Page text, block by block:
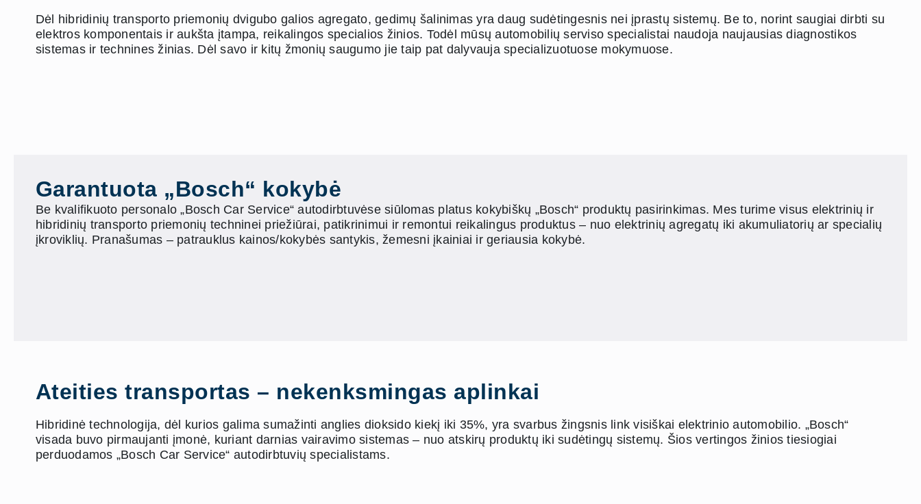
Dėl hibridinių transporto priemonių dvigubo galios agregato, gedimų šalinimas yra daug sudėtingesnis nei įprastų sistemų. Be to, norint saugiai dirbti su
elektros komponentais ir aukšta įtampa, reikalingos specialios žinios. Todėl mūsų automobilių serviso specialistai naudoja naujausias diagnostikos
sistemas ir technines žinias. Dėl savo ir kitų žmonių saugumo jie taip pat dalyvauja specializuotuose mokymuose.
Garantuota „Bosch“ kokybė
Be kvalifikuoto personalo „Bosch Car Service“ autodirbtuvėse siūlomas platus kokybiškų „Bosch“ produktų pasirinkimas. Mes turime visus elektrinių ir
hibridinių transporto priemonių techninei priežiūrai, patikrinimui ir remontui reikalingus produktus – nuo elektrinių agregatų iki akumuliatorių ar specialių
įkroviklių. Pranašumas – patrauklus kainos/kokybės santykis, žemesni įkainiai ir geriausia kokybė.
Ateities transportas – nekenksmingas aplinkai
Hibridinė technologija, dėl kurios galima sumažinti anglies dioksido kiekį iki 35%, yra svarbus žingsnis link visiškai elektrinio automobilio. „Bosch“
visada buvo pirmaujanti įmonė, kuriant darnias vairavimo sistemas – nuo atskirų produktų iki sudėtingų sistemų. Šios vertingos žinios tiesiogiai
perduodamos „Bosch Car Service“ autodirbtuvių specialistams.